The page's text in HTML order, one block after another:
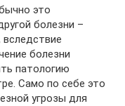
это
болезни –
вследствие
болезни
патологию
Само по себе это
угрозы для